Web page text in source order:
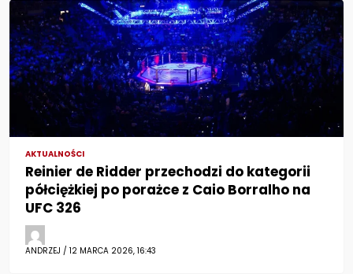
AKTUALNOŚCI
Reinier de Ridder przechodzi do kategorii
półciężkiej po porażce z Caio Borralho na
UFC 326
ANDRZEJ / 12 MARCA 2026, 16:43